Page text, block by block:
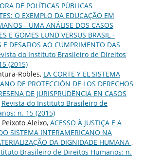
DE POLÍTICAS PÚBLICAS
O EXEMPLO DA EDUCAÇÃO EM
- UMA ANÁLISE DOS CASOS
E GOMES LUND VERSUS BRASIL -
E DESAFIOS AO CUMPRIMENTO DAS
do Instituto Brasileiro de Direitos
(2015)
Robles, LA CORTE Y EL SISTEMA
DE PROTECCIÓN DE LOS DERECHOS
DE JURISPRUDÊNCIA EN CASOS
Revista do Instituto Brasileiro de
n. 15 (2015)
Aleixo, ACESSO À JUSTIÇA E A
SISTEMA INTERAMERICANO NA
DA DIGNIDADE HUMANA ,
Brasileiro de Direitos Humanos: n.